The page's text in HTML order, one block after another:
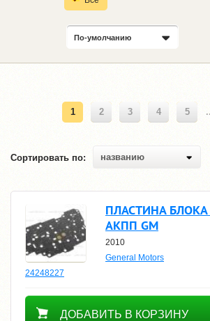
По-умолчанию
1 2 3 4 5
Сортировать по: названию
ПЛАСТИНА
АКПП GM
2010
General Motors
24248227
2200
ДОБАВИТЬ В КОРЗИНУ